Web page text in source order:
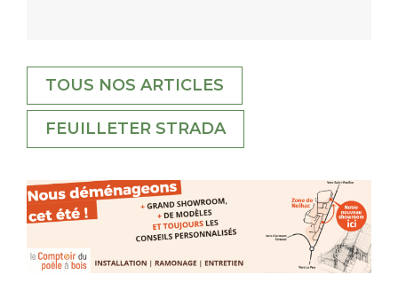
TOUS NOS ARTICLES
FEUILLETER STRADA